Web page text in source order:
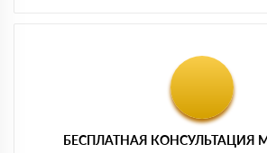
БЕСПЛАТНАЯ КОНСУЛЬТАЦИЯ